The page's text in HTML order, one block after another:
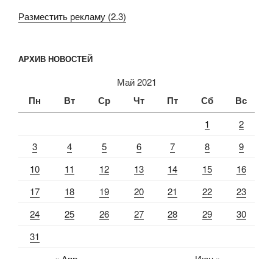
Разместить рекламу (2.3)
АРХИВ НОВОСТЕЙ
Май 2021
Пн Вт Ср Чт Пт Сб Вс
1
2
3
4 5 6 7 8
9
10
11 12 13 14 15
16
17
18 19 20 21 22
23
24
25 26 27 28 29
30
31